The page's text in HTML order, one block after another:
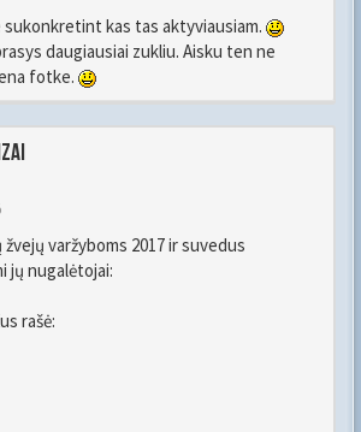
kas tas aktyviausiam.
daugiausiai zukliu. Aisku ten ne
fotke.
varžyboms 2017 ir suvedus
jų nugalėtojai:
rašė: